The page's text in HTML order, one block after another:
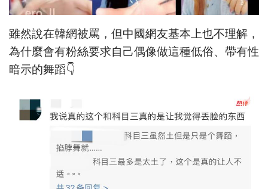
雖然說在韓網被罵，但中國網友基本上也不理解，
為什麼會有粉絲要求自己偶像做這種低俗、帶有性
暗示的舞蹈👇